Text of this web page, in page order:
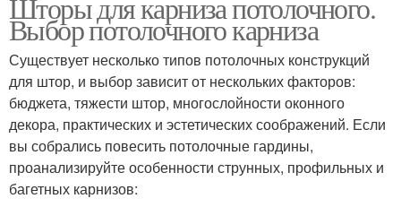
Выбор потолочного карниза
Существует несколько типов потолочных конструкций
для штор, и выбор зависит от нескольких факторов:
бюджета, тяжести штор, многослойности оконного
декора, практических и эстетических соображений. Если
вы собрались повесить потолочные гардины,
проанализируйте особенности струнных, профильных и
багетных карнизов: